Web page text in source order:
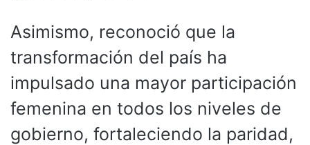
Asimismo, reconoció que la
transformación del país ha
impulsado una mayor participación
femenina en todos los niveles de
gobierno, fortaleciendo la paridad,